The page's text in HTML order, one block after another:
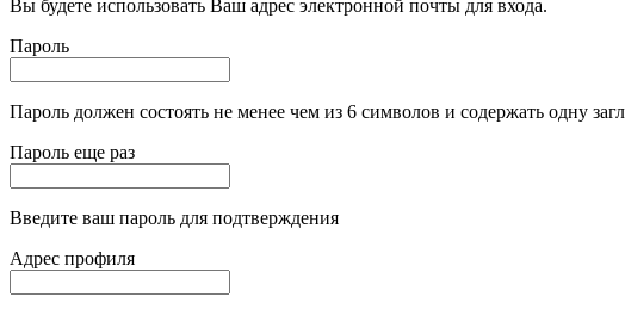
Вы будете использовать Ваш адрес электронной почты для входа.
Пароль
Пароль должен состоять не менее чем из 6 символов и содержать одну
Пароль еще раз
Введите ваш пароль для подтверждения
Адрес профиля